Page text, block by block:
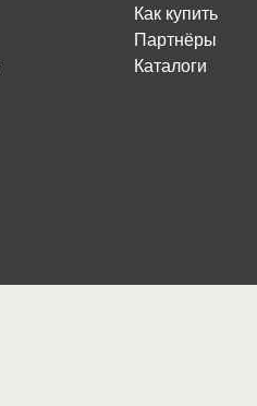
Как купить
Партнёры
Каталоги